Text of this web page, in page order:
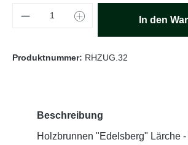
Produkt Anzahl: Gib den
In den
Produktnummer: RHZUG.32
Beschreibung
Holzbrunnen "Edelsberg" Lärche -